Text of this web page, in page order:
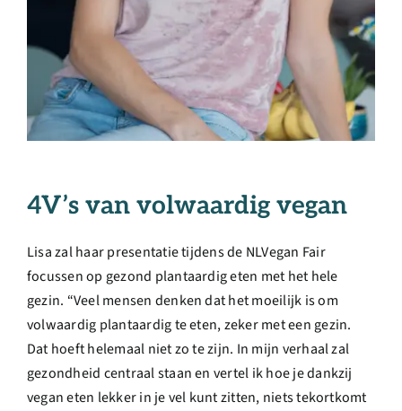
4V’s van volwaardig vegan
Lisa zal haar presentatie tijdens de NLVegan Fair
focussen op gezond plantaardig eten met het hele
gezin. “Veel mensen denken dat het moeilijk is om
volwaardig plantaardig te eten, zeker met een gezin.
Dat hoeft helemaal niet zo te zijn. In mijn verhaal zal
gezondheid centraal staan en vertel ik hoe je dankzij
vegan eten lekker in je vel kunt zitten, niets tekortkomt